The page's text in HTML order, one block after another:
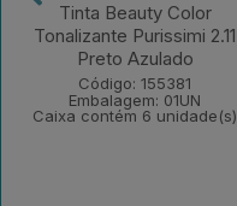
Tinta Beauty Color
Tonalizante Purissimi 2.11
Preto Azulado
Código: 155381
Embalagem: 01UN
Caixa contém 6 unidade(s)